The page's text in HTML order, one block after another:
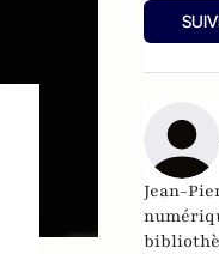
"Manuel
Jean-